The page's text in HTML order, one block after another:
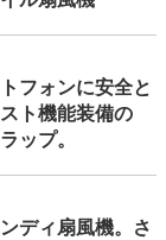
フォンに安全と
ト機能装備の
ップ。
ディ扇風機。さ